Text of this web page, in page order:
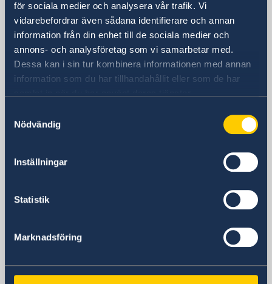
för sociala medier och analysera vår trafik. Vi
vidarebefordrar även sådana identifierare och annan
information från din enhet till de sociala medier och
annons- och analysföretag som vi samarbetar med.
Dessa kan i sin tur kombinera informationen med annan
information som du har tillhandahållit eller som de har
Nödvändig
Inställningar
Statistik
Marknadsföring
Besöksadress
32 Aberdeen Road
Avondale
Harare
Postadress
Embassy of Sweden
P.O. Box 4110
Zimbabwe
+263 (0) 24 2 302 636/7 +263 (0) 24 2 302
Fax
+263 (0) 24 2 302 236
ambassaden.harare@gov.se
Honorärkonsulat